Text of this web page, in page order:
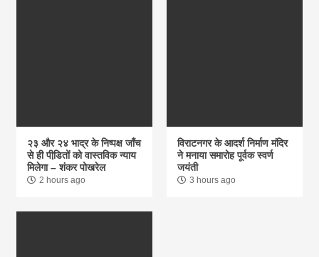
२३ और २४ भाद्र के निष्पक्ष जाँच
से ही पीडि़तों को वास्तविक न्याय
मिलेगा – शंकर पोखरेल
2 hours ago
विराटनगर के आदर्श निर्माण मंदिर
ने मनाया समारोह पूर्वक स्वर्ण
जयंती
3 hours ago